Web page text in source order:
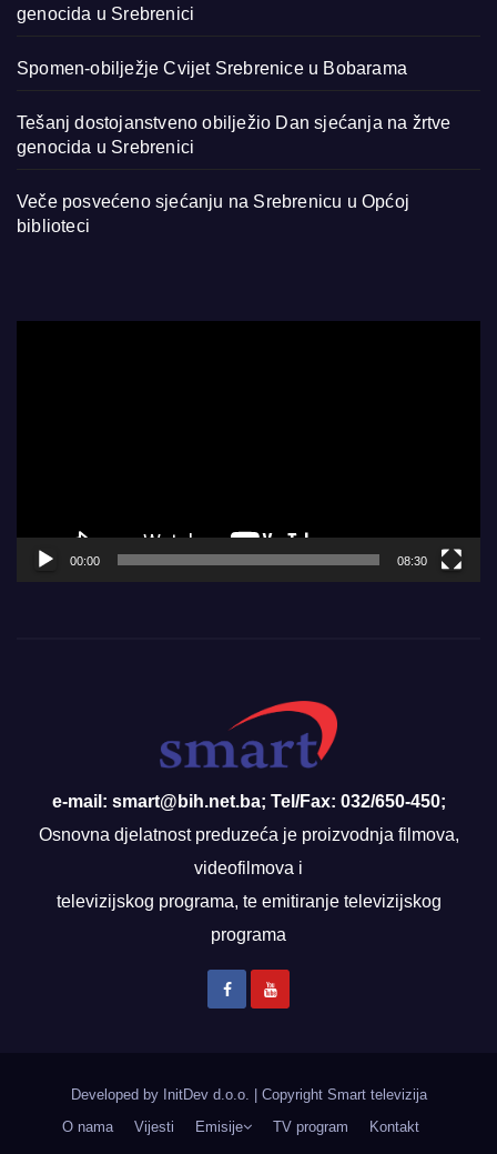
genocida u Srebrenici
Spomen-obilježje Cvijet Srebrenice u Bobarama
Tešanj dostojanstveno obilježio Dan sjećanja na žrtve
genocida u Srebrenici
Veče posvećeno sjećanju na Srebrenicu u Općoj
biblioteci
00:00 08:30
e-mail: smart@bih.net.ba; Tel/Fax: 032/650-450;
Osnovna djelatnost preduzeća je proizvodnja filmova,
videofilmova i
televizijskog programa, te emitiranje televizijskog
programa
Developed by InitDev d.o.o.
Copyright Smart televizija
O nama
Vijesti Emisije TV program Kontakt